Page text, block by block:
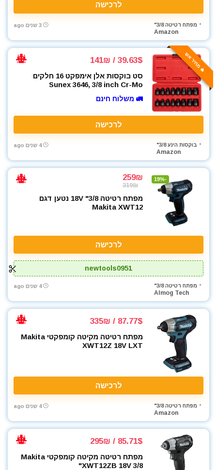
לרכישה
מפתח רטיטה 3/8"
Amazon
3 שנים ago
🔥 מחיר אש 39.63$ / 141₪
סט בוקסות אלן אימפקט 16 חלקים
Sunex 3646, 3/8 inch Cr-Mo
🚛 משלוח חינם
לרכישה
בוקסות הינע 3/8"
Amazon
4 שנים ago
-19%
259₪
319₪
מפתח רטיטה 3/8" 18V נטען דגם
Makita XWT12
לרכישה
newtools0951
מפתח רטיטה 3/8"
Almog Tech
4 שנים ago
87.77$ / 335₪
מפתח רטיטה מקיטה קומפקטי Makita
XWT12Z 18V LXT
לרכישה
מפתח רטיטה 3/8"
Amazon
4 שנים ago
85.71$ / 295₪
מפתח רטיטה מקיטה קומפקטי Makita
XWT12ZB 18V 3/8"